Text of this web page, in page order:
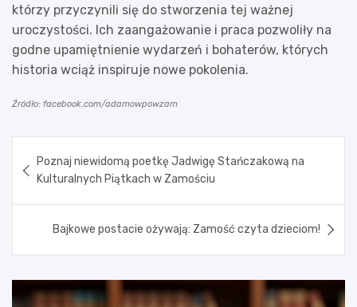
którzy przyczynili się do stworzenia tej ważnej
uroczystości. Ich zaangażowanie i praca pozwoliły na
godne upamiętnienie wydarzeń i bohaterów, których
historia wciąż inspiruje nowe pokolenia.
Źródło: facebook.com/adamowpowzam
wpisu
Poznaj niewidomą poetkę Jadwigę Stańczakową na
Kulturalnych Piątkach w Zamościu
Bajkowe postacie ożywają: Zamość czyta dzieciom!